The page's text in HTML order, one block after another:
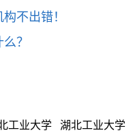
不出错！
？
工业大学
湖北工业大学